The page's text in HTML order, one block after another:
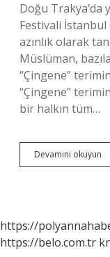
Doğu Trakya’da
Festivali İstanbul
azınlık olarak
Müslüman,
“Çingene”
“Çingene”
bir halkın tüm…
Devamını okuyun
https://
https://belo.com.tr